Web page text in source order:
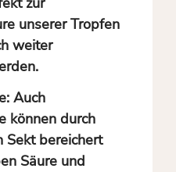
unserer Tropfen
weiter
Auch
können durch
Sekt bereichert
Säure und